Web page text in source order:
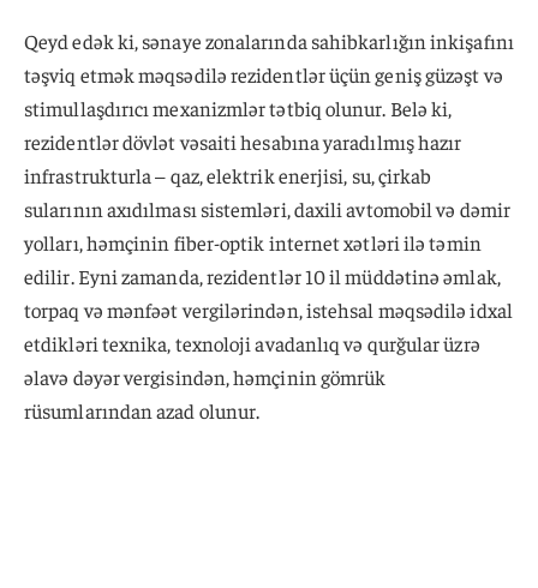
Qeyd edək ki, sənaye zonalarında sahibkarlığın inkişafını
təşviq etmək məqsədilə rezidentlər üçün geniş güzəşt və
stimullaşdırıcı mexanizmlər tətbiq olunur. Belə ki,
rezidentlər dövlət vəsaiti hesabına yaradılmış hazır
infrastrukturla – qaz, elektrik enerjisi, su, çirkab
sularının axıdılması sistemləri, daxili avtomobil və dəmir
yolları, həmçinin fiber-optik internet xətləri ilə təmin
edilir. Eyni zamanda, rezidentlər 10 il müddətinə əmlak,
torpaq və mənfəət vergilərindən, istehsal məqsədilə idxal
etdikləri texnika, texnoloji avadanlıq və qurğular üzrə
əlavə dəyər vergisindən, həmçinin gömrük
rüsumlarından azad olunur.